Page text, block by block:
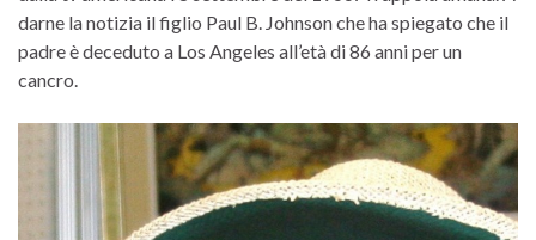
darne la notizia il figlio Paul B. Johnson che ha spiegato che il
padre è deceduto a Los Angeles all’età di 86 anni per un
cancro.